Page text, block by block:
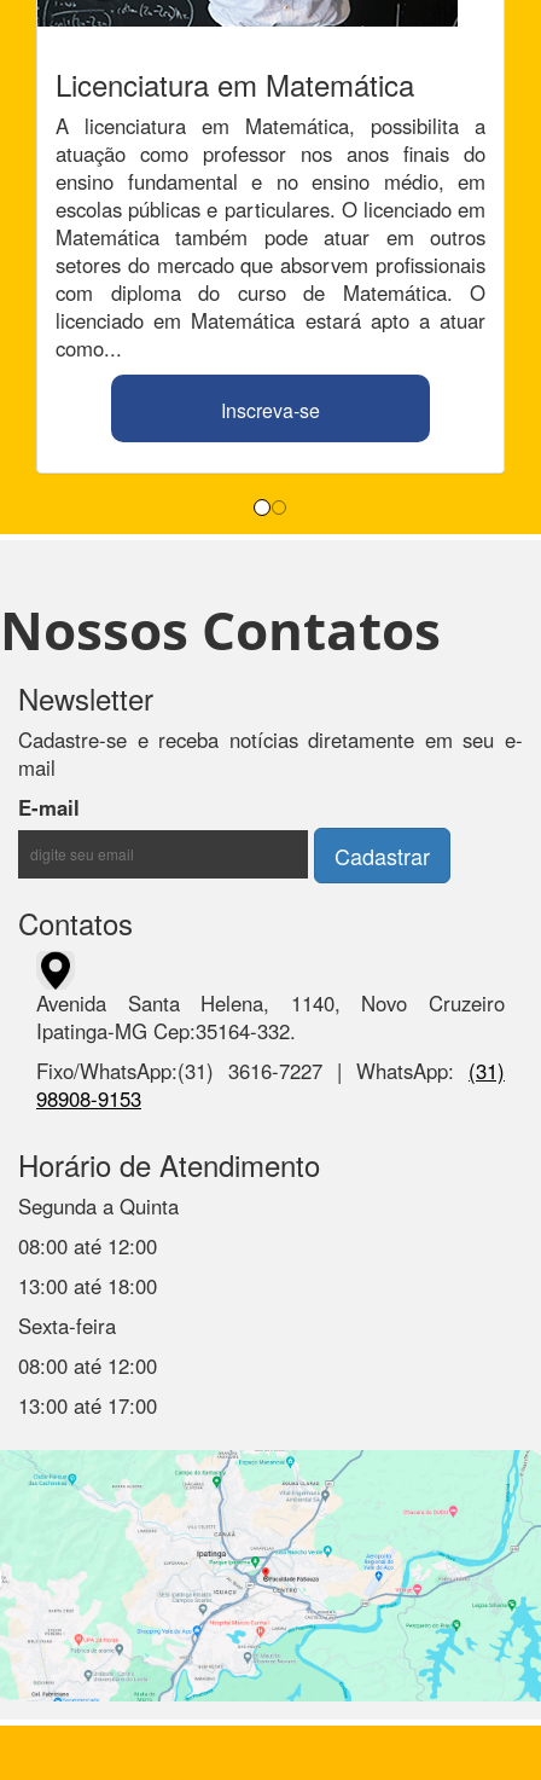
Licenciatura em Matemática
A licenciatura em Matemática, possibilita a
atuação como professor nos anos finais do
ensino fundamental e no ensino médio, em
escolas públicas e particulares. O licenciado em
Matemática também pode atuar em outros
setores do mercado que absorvem profissionais
com diploma do curso de Matemática. O
licenciado em Matemática estará apto a atuar
como...
Inscreva-se
Nossos Contatos
Newsletter
Cadastre-se e receba notícias diretamente em seu e-
mail
E-mail
Contatos
Avenida Santa Helena, 1140, Novo Cruzeiro
Ipatinga-MG Cep:35164-332.
Fixo/WhatsApp:(31) 3616-7227 | WhatsApp: (31)
98908-9153
Horário de Atendimento
Segunda a Quinta
08:00 até 12:00
13:00 até 18:00
Sexta-feira
08:00 até 12:00
13:00 até 17:00